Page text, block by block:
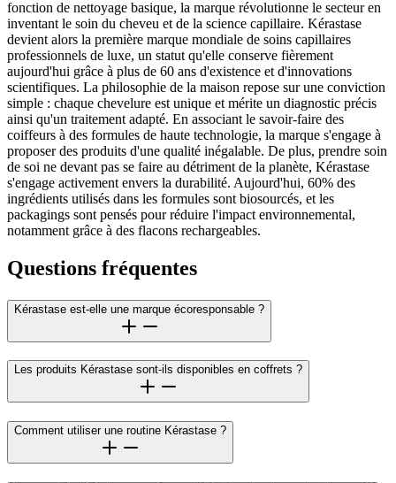
fonction de nettoyage basique, la marque révolutionne le secteur en
inventant le soin du cheveu et de la science capillaire. Kérastase
devient alors la première marque mondiale de soins capillaires
professionnels de luxe, un statut qu'elle conserve fièrement
aujourd'hui grâce à plus de 60 ans d'existence et d'innovations
scientifiques. La philosophie de la maison repose sur une conviction
simple : chaque chevelure est unique et mérite un diagnostic précis
ainsi qu'un traitement adapté. En associant le savoir-faire des
coiffeurs à des formules de haute technologie, la marque s'engage à
proposer des produits d'une qualité inégalable. De plus, prendre soin
de soi ne devant pas se faire au détriment de la planète, Kérastase
s'engage activement envers la durabilité. Aujourd'hui, 60% des
ingrédients utilisés dans les formules sont biosourcés, et les
packagings sont pensés pour réduire l'impact environnemental,
notamment grâce à des flacons rechargeables.
Questions fréquentes
Kérastase est-elle une marque écoresponsable ?
Les produits Kérastase sont-ils disponibles en coffrets ?
Comment utiliser une routine Kérastase ?